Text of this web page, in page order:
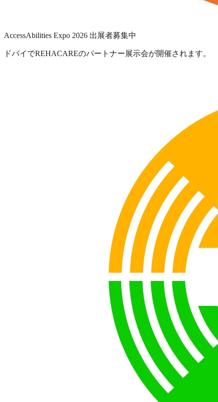
AccessAbilities Expo 2026 出展者募集中
ドバイでREHACAREのパートナー展示会が開催されます。